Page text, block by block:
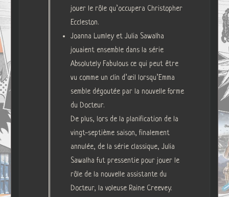
jouer le rôle qu’occupera Christopher
Eccleston.
Joanna Lumley et Julia Sawalha
jouaient ensemble dans la série
Absolutely Fabulous ce qui peut être
vu comme un clin d’œil lorsqu’Emma
semble dégoutée par la nouvelle forme
du Docteur.
De plus, lors de la planification de la
vingt-septième saison, finalement
annulée, de la série classique, Julia
Sawalha fut pressentie pour jouer le
rôle de la nouvelle assistante du
Docteur, la voleuse Raine Creevey.